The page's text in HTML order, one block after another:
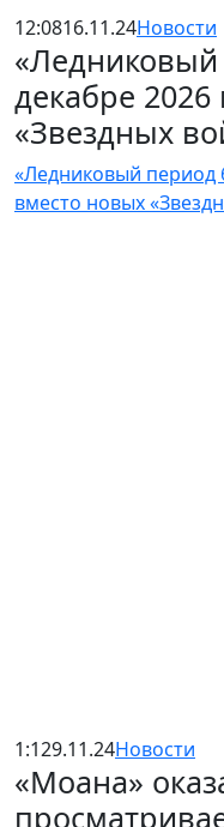
12:0816.11.24Новости
декабре
«Звездных
«Ледниковый период
вместо новых
1:129.11.24Новости
«Моана»